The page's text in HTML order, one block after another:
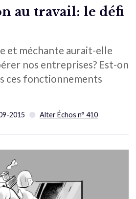
au travail: le défi
et méchante aurait-elle
nos entreprises? Est-on
ces fonctionnements
2015 Alter Échos n° 410